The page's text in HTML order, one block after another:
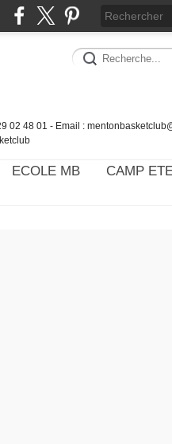
02 48 01 - Email :
ECOLE MB CAMP